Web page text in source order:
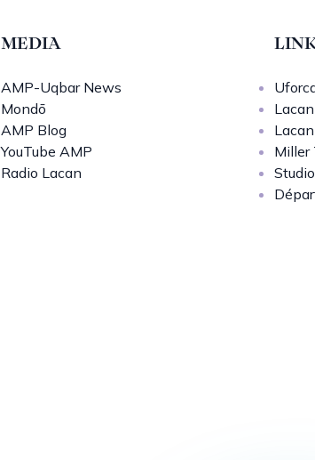
MEDIA
AMP-Uqbar News
Mondō
AMP Blog
YouTube AMP
Radio Lacan
Miller